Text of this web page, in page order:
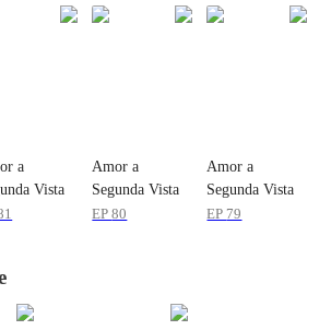
a
Vista
Amor a
Segunda Vista
EP80
Amor a
Segunda Vista
EP 79